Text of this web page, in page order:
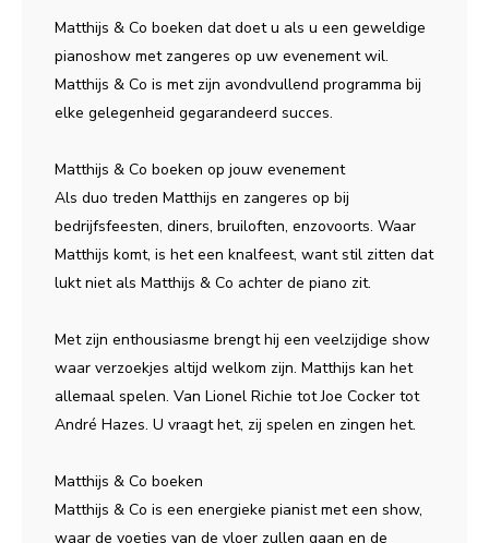
Matthijs & Co boeken dat doet u als u een geweldige
pianoshow met zangeres op uw evenement wil.
Matthijs & Co is met zijn avondvullend programma bij
elke gelegenheid gegarandeerd succes.
Matthijs & Co boeken op jouw evenement
Als duo treden Matthijs en zangeres op bij
bedrijfsfeesten, diners, bruiloften, enzovoorts. Waar
Matthijs komt, is het een knalfeest, want stil zitten dat
lukt niet als Matthijs & Co achter de piano zit.
Met zijn enthousiasme brengt hij een veelzijdige show
waar verzoekjes altijd welkom zijn. Matthijs kan het
allemaal spelen. Van Lionel Richie tot Joe Cocker tot
André Hazes. U vraagt het, zij spelen en zingen het.
Matthijs & Co boeken
Matthijs & Co is een energieke pianist met een show,
waar de voetjes van de vloer zullen gaan en de